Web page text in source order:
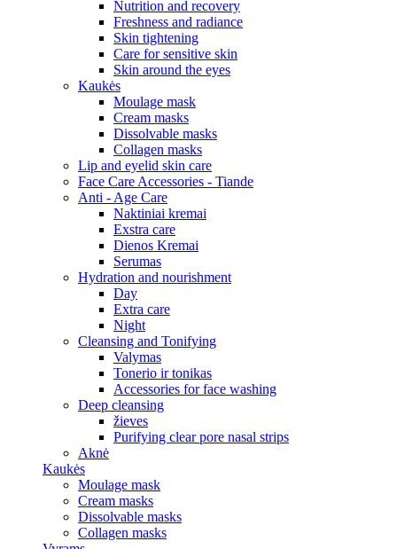
Nutrition and recovery
Freshness and radiance
Skin tightening
Care for sensitive skin
Skin around the eyes
Kaukės
Moulage mask
Cream masks
Dissolvable masks
Collagen masks
Lip and eyelid skin care
Face Care Accessories - Tiande
Anti - Age Care
Naktiniai kremai
Exstra care
Dienos Kremai
Serumas
Hydration and nourishment
Day
Extra care
Night
Cleansing and Tonifying
Valymas
Tonerio ir tonikas
Accessories for face washing
Deep cleansing
žieves
Purifying clear pore nasal strips
Aknė
Kaukės
Moulage mask
Cream masks
Dissolvable masks
Collagen masks